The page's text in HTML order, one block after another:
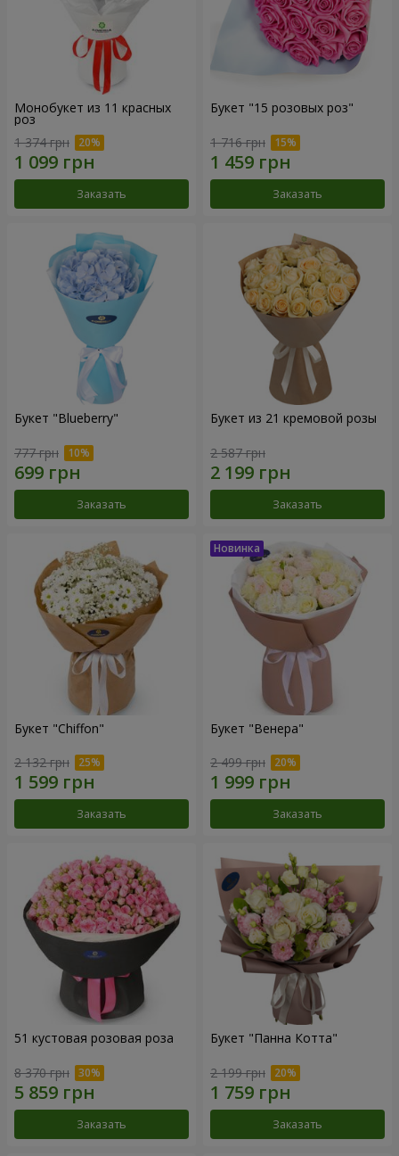
Монобукет из 11 красных
роз
1 374 грн
Заказать
Букет "15 розовых роз"
1 716 грн
Заказать
Букет "Blueberry"
777 грн
Заказать
Букет из 21 кремовой розы
2 587 грн
Заказать
Букет "Chiffon"
2 132 грн
Заказать
Букет "Венера"
2 499 грн
Заказать
51 кустовая розовая роза
8 370 грн
Заказать
Букет "Панна Котта"
2 199 грн
Заказать